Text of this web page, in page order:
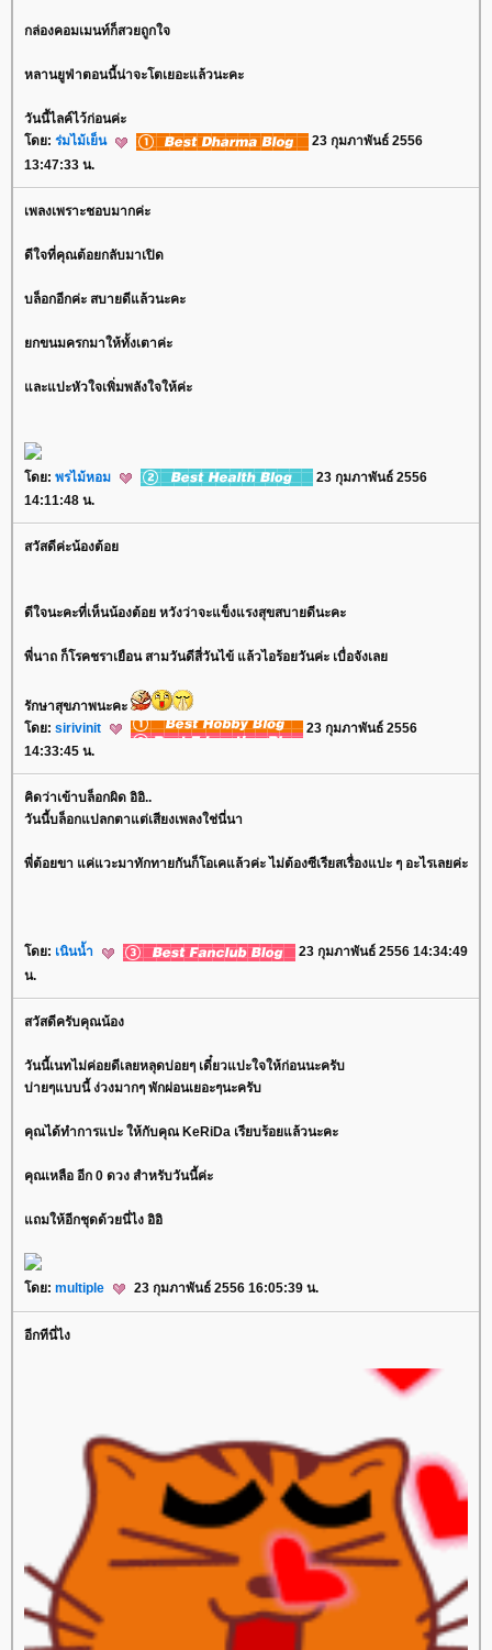
กล่องคอมเมนท์ก็สวยถูกใจ
หลานยูฟ่าตอนนี้น่าจะโตเยอะแล้วนะคะ
วันนี้ไลค์ไว้ก่อนค่ะ
ดย: ร่มไม้เย็น
23 กุมภาพันธ์ 2556
13:47:33 น.
เพลงเพราะชอบมากค่ะ
ดีใจที่คุณต้อยกลับมาเปิด
บล็อกอีกค่ะ สบายดีแล้วนะคะ
กขนมครกมาให้ทั้งเตาค่ะ
ละแปะหัวใจเพิ่มพลังใจให้ค่ะ
ดย: พรไม้หอม
23 กุมภาพันธ์ 2556
14:11:48 น.
สวัสดีค่ะน้องต้อ
ดีใจนะคะที่เห็นน้องต้อย หวังว่าจะแข็งแรงสุขสบายดีนะคะ
พี่นาถ ก็โรคชราเยือน สามวันดีสี่วันไข้ แล้วไอร้อยวันค่ะ เบื่อจังเล
รักษาสุขภาพนะคะ
ดย: sirivinit
23 กุมภาพันธ์ 2556
14:33:45 น.
คิดว่าเข้าบล็อกผิด อิอิ..
วันนี้บล็อกแปลกตาแต่เสียงเพลงใช่นี่นา
พี่ต้อยขา แค่แวะมาทักทายกันก็โอเคแล้วค่ะ ไม่ต้องซีเรียสเรื่องแปะ ๆ อะไรเลยค่ะ
ดย: เนินน้ำ
23 กุมภาพันธ์ 2556 14:34:49
น.
สวัสดีครับคุณน้อง
วันนี้เนทไม่ค่อยดีเลยหลุดบ่อยๆ เดี๋ยวแปะใจให้ก่อนนะครับ
บ่ายๆแบบนี้ ง่วงมากๆ พักผ่อนเยอะๆนะครับ
คุณได้ทำการแปะ ให้กับคุณ KeRiDa เรียบร้อยแล้วนะคะ
คุณเหลือ อีก 0 ดวง สำหรับวันนี้ค่ะ
ถมให้อีกชุดด้วยนี่ไง อิอิ
ดย: multiple 23 กุมภาพันธ์ 2556 16:05:39 น.
อีกทีนี่ไง